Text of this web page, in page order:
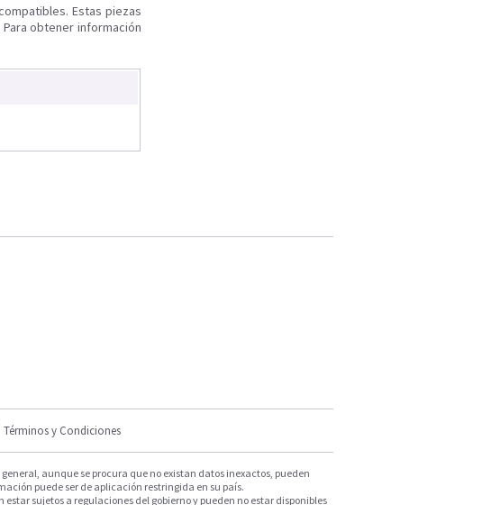
Estas piezas
obtener información
Términos y Condiciones
aunque se procura que no existan datos inexactos, pueden
puede ser de aplicación restringida en su país.
sujetos a regulaciones del gobierno y pueden no estar disponibles